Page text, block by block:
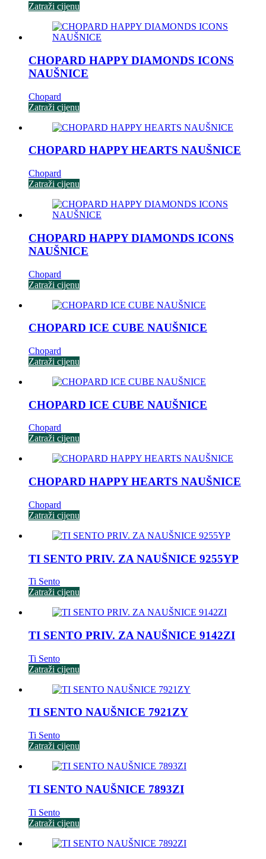
Zatraži cijenu
CHOPARD HAPPY DIAMONDS ICONS
NAUŠNICE
Chopard
Zatraži cijenu
CHOPARD HAPPY HEARTS NAUŠNICE
Chopard
Zatraži cijenu
CHOPARD HAPPY DIAMONDS ICONS
NAUŠNICE
Chopard
Zatraži cijenu
CHOPARD ICE CUBE NAUŠNICE
Chopard
Zatraži cijenu
CHOPARD ICE CUBE NAUŠNICE
Chopard
Zatraži cijenu
CHOPARD HAPPY HEARTS NAUŠNICE
Chopard
Zatraži cijenu
TI SENTO PRIV. ZA NAUŠNICE 9255YP
Ti Sento
Zatraži cijenu
TI SENTO PRIV. ZA NAUŠNICE 9142ZI
Ti Sento
Zatraži cijenu
TI SENTO NAUŠNICE 7921ZY
Ti Sento
Zatraži cijenu
TI SENTO NAUŠNICE 7893ZI
Ti Sento
Zatraži cijenu